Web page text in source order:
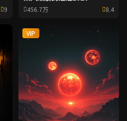
9 456.7万 8.4
VIP